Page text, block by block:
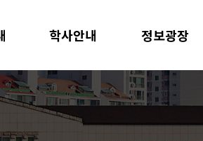
학사안내
학칙
학사 제도
학사 일정
정보광장
공지사항
소식지